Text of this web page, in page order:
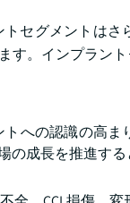
セグメントはさ
。インプラン
への認識の高ま
成長を推進する